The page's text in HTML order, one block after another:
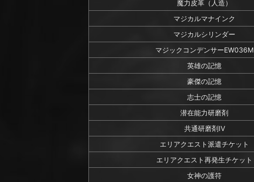
魔力皮革（人造）
マジカルマナインク
マジカルシリンダー
マジックコンデンサーEW036M
英雄の記憶
豪傑の記憶
志士の記憶
潜在能力研磨剤
共通研磨剤IV
エリアクエスト派遣チケット
エリアクエスト再発生チケット
女神の護符